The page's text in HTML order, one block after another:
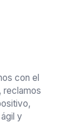
con el
reclamos
y